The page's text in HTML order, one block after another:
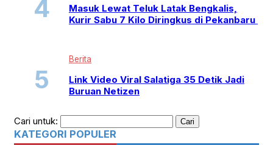
Masuk Lewat Teluk Latak Bengkalis,
Kurir Sabu 7 Kilo Diringkus di Pekanbaru
Berita
Link Video Viral Salatiga 35 Detik Jadi
Buruan Netizen
Cari untuk:
KATEGORI POPULER